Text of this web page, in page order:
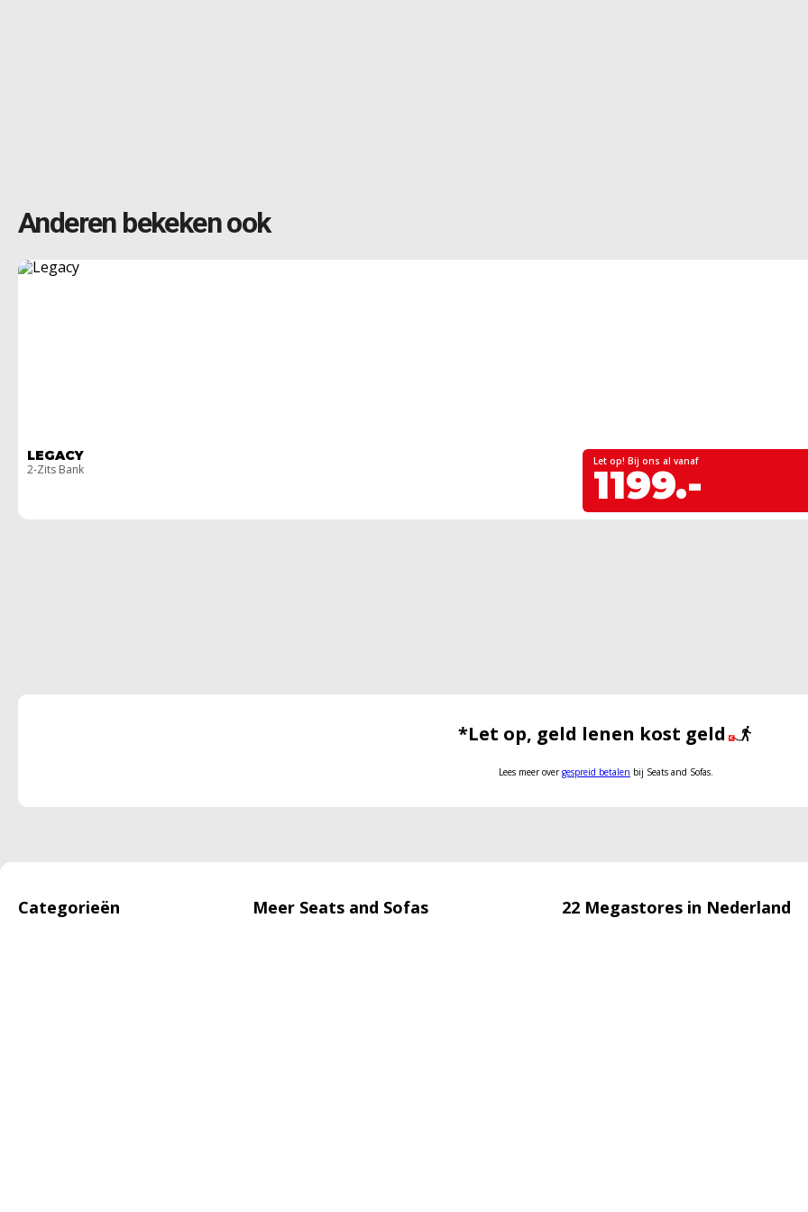
Anderen bekeken ook
LEGACY
2-Zits Bank
Let op! Bij ons al vanaf
1199.-
*Let op, geld lenen kost geld
Lees meer overgespreid betalen bij Seats and Sofas.
Categorieën Meer Seats and Sofas 22 Megastores in Nederland